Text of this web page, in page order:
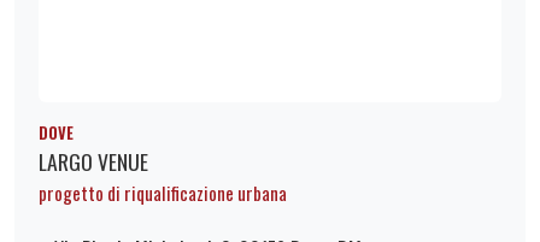
DOVE
LARGO VENUE
progetto di riqualificazione urbana